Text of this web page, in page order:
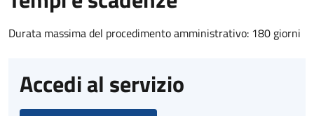
Durata massima del procedimento amministrativo: 180 giorni
Accedi al servizio